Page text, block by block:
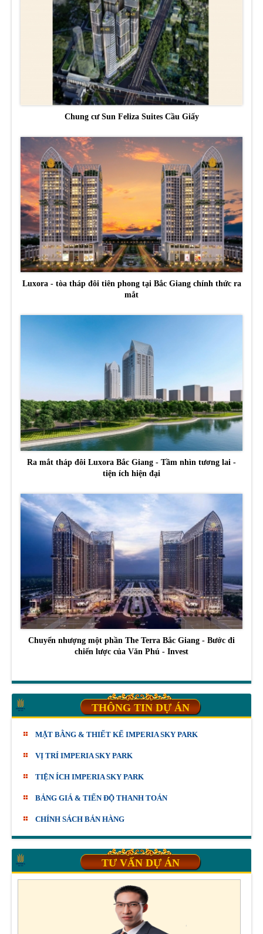
Chung cư Sun Feliza Suites Cầu Giấy
Luxora - tòa tháp đôi tiên phong tại Bắc Giang chính thức ra
mắt
Ra mắt tháp đôi Luxora Bắc Giang - Tầm nhìn tương lai -
tiện ích hiện đại
Chuyển nhượng một phần The Terra Bắc Giang - Bước đi
chiến lược của Văn Phú - Invest
THÔNG TIN DỰ ÁN
MẶT BẰNG & THIẾT KẾ IMPERIA SKY PARK
VỊ TRÍ IMPERIA SKY PARK
TIỆN ÍCH IMPERIA SKY PARK
BẢNG GIÁ & TIẾN ĐỘ THANH TOÁN
CHÍNH SÁCH BÁN HÀNG
TƯ VẤN DỰ ÁN